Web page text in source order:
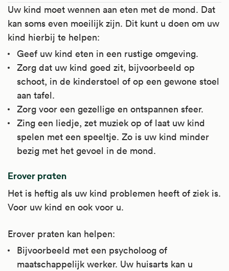
Uw kind moet wennen aan eten met de mond. Dat
kan soms even moeilijk zijn. Dit kunt u doen om uw
kind hierbij te helpen:
Geef uw kind eten in een rustige omgeving.
Zorg dat uw kind goed zit, bijvoorbeeld op
schoot, in de kinderstoel of op een gewone stoel
aan tafel.
Zorg voor een gezellige en ontspannen sfeer.
Zing een liedje, zet muziek op of laat uw kind
spelen met een speeltje. Zo is uw kind minder
bezig met het gevoel in de mond.
Erover praten
Het is heftig als uw kind problemen heeft of ziek is.
Voor uw kind en ook voor u.
Erover praten kan helpen:
Bijvoorbeeld met een psycholoog of
maatschappelijk werker. Uw huisarts kan u